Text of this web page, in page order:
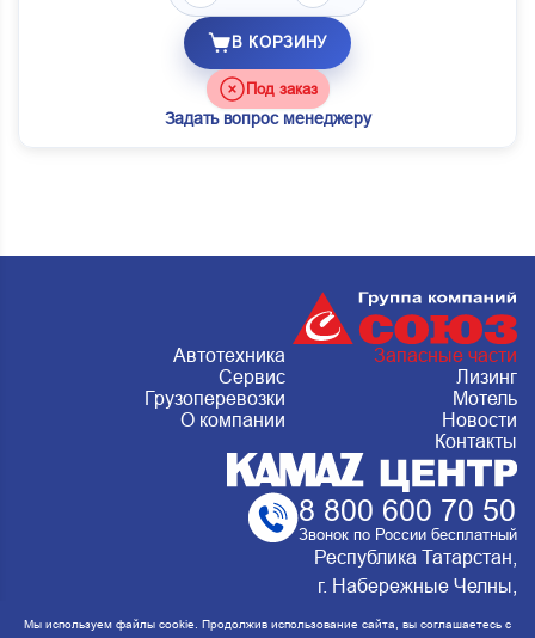
В КОРЗИНУ
Под заказ
Задать вопрос менеджеру
Автотехника
Запасные части
Сервис
Лизинг
Грузоперевозки
Мотель
О компании
Новости
Контакты
8 800 600 70 50
Звонок по России бесплатный
Республика Татарстан,
г. Набережные Челны,
Металлургическая 15, стр.2 Сервис:
Мы используем файлы cookie. Продолжив использование сайта, вы соглашаетесь с